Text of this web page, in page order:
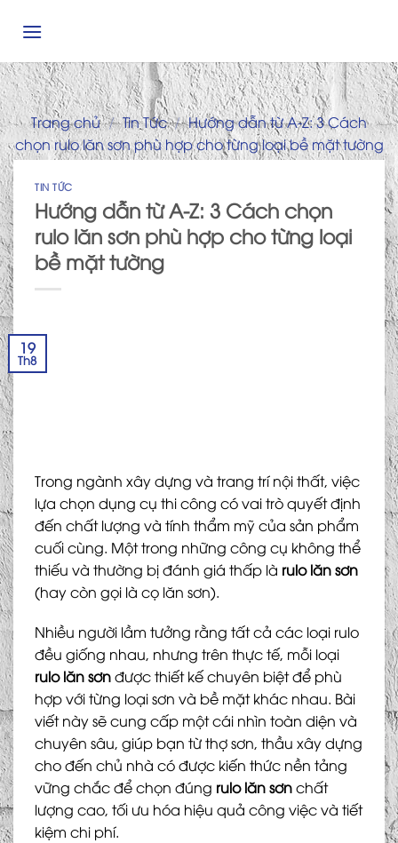
Trang chủ / Tin Tức / Hướng dẫn từ A-Z: 3 Cách
chọn rulo lăn sơn phù hợp cho từng loại bề mặt tường
TIN TỨC
Hướng dẫn từ A-Z: 3 Cách chọn
rulo lăn sơn phù hợp cho từng loại
bề mặt tường
19
Th8
Trong ngành xây dựng và trang trí nội thất, việc
lựa chọn dụng cụ thi công có vai trò quyết định
đến chất lượng và tính thẩm mỹ của sản phẩm
cuối cùng. Một trong những công cụ không thể
thiếu và thường bị đánh giá thấp là rulo lăn sơn
(hay còn gọi là cọ lăn sơn).
Nhiều người lầm tưởng rằng tất cả các loại rulo
đều giống nhau, nhưng trên thực tế, mỗi loại
rulo lăn sơnđược thiết kế chuyên biệt để phù
hợp với từng loại sơn và bề mặt khác nhau. Bài
viết này sẽ cung cấp một cái nhìn toàn diện và
chuyên sâu, giúp bạn từ thợ sơn, thầu xây dựng
cho đến chủ nhà có được kiến thức nền tảng
vững chắc để chọn đúng rulo lăn sơnchất
lượng cao, tối ưu hóa hiệu quả công việc và tiết
kiệm chi phí.